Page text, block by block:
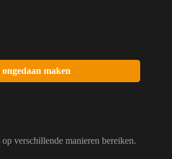
maken
verschillende manieren bereiken.